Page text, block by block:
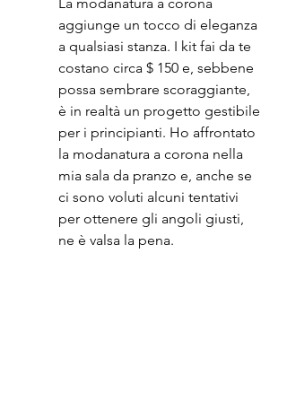
aggiunge un tocco di eleganza
a qualsiasi stanza. I kit fai da te
costano circa $ 150 e, sebbene
possa sembrare scoraggiante,
è in realtà un progetto gestibile
per i principianti. Ho affrontato
la modanatura a corona nella
mia sala da pranzo e, anche se
ci sono voluti alcuni tentativi
per ottenere gli angoli giusti,
ne è valsa la pena.